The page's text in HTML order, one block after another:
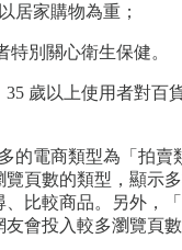
居家購物為重；
特別關心衛生保健。
35 歲以上使用者對百
的電商類型為「拍賣
覽頁數的類型，顯示
、比較商品。另外，
會投入較多瀏覽頁數